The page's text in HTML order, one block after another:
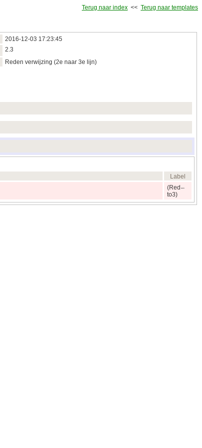
Terug naar index << Terug naar templates
2016‑12‑03 17:23:45
2.3
Reden verwijzing (2e naar 3e lijn)
Label
(Red
to3)